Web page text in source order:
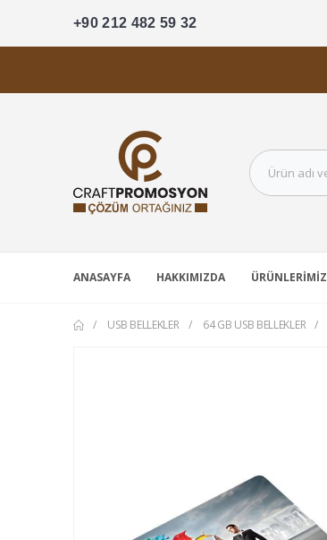
+90 212 482 59 32
ANASAYFA HAKKIMIZDA ÜRÜNLERIMIZ
USB BELLEKLER 64 GB USB BELLEKLER